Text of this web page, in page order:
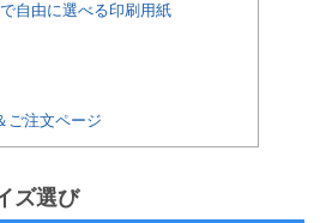
自由に選べる印刷用紙
ご注文ページ
ズ選び